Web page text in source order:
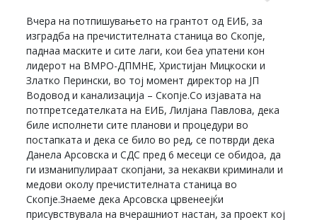
Вчера на потпишувањето на грантот од ЕИБ, за
изградба на пречистителната станица во Скопје,
паднаа маските и сите лаги, кои беа упатени кон
лидерот на ВМРО-ДПМНЕ, Христијан Мицкоски и
Златко Перински, во тој момент директор на ЈП
Водовод и канализација – Скопје.Со изјавата на
потпретседателката на ЕИБ, Лилјана Павлова, дека
биле исполнети сите планови и процедури во
постапката и дека се било во ред, се потврди дека
Данела Арсовска и СДС пред 6 месеци се обидоа, да
ги изманипулираат скопјани, за некакви криминали и
медови околу пречистителната станица во
Скопје.Знаеме дека Арсовска црвенеејќи
присувствувала на вчерашниот настан, за проект кој